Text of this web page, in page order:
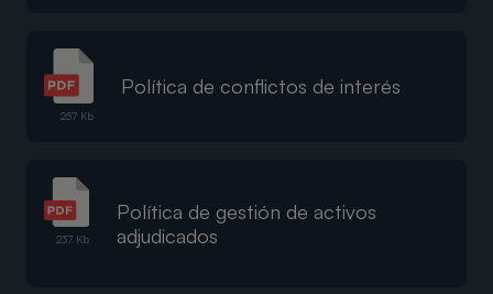
257 Kb
Política de conflictos de interés
237 Kb
Política de gestión de activos
adjudicados